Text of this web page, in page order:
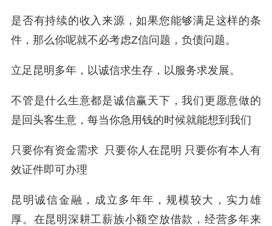
是否有持续的收入来源，如果您能够满足这样的条
件，那么你呢就不必考虑Z信问题，负债问题。
立足昆明多年，以诚信求生存，以服务求发展。
不管是什么生意都是诚信赢天下，我们更愿意做的
是回头客生意，每当你急用钱的时候就能想到我们
只要你有资金需求 只要你人在昆明 只要你有本人有
效证件即可办理
昆明诚信金融，成立多年年，规模较大，实力雄
厚。在昆明深耕工薪族小额空放借款，经营多年来